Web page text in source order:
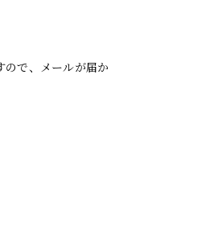
で、メールが届か